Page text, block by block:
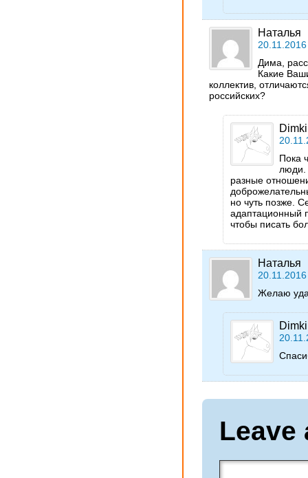
Наталья
Дима,
Какие
коллектив,
российских?
Пока
люди.
разные
но чуть позже.
адаптационный
чтобы писать
Наталья
Желаю
Leave